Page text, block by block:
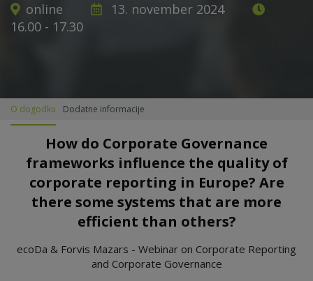
online
13. november 2024
16.00 - 17.30
O dogodku Dodatne informacije
How do Corporate Governance
frameworks influence the quality of
corporate reporting in Europe? Are
there some systems that are more
efficient than others?
ecoDa & Forvis Mazars - Webinar on Corporate Reporting
and Corporate Governance